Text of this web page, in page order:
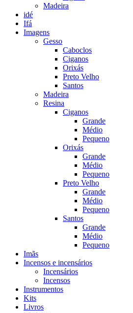
Madeira
idé
Ifá
Imagens
Gesso
Caboclos
Ciganos
Orixás
Preto Velho
Santos
Madeira
Resina
Ciganos
Grande
Médio
Pequeno
Orixás
Grande
Médio
Pequeno
Preto Velho
Grande
Médio
Pequeno
Santos
Grande
Médio
Pequeno
Imãs
Incensos e incensários
Incensários
Incensos
Instrumentos
Kits
Livros